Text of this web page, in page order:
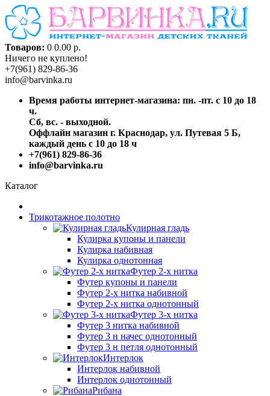
Товаров: 0 0.00 р.
Ничего не куплено!
+7(961) 829-86-36
info@barvinka.ru
Время работы интернет-магазина: пн. -пт. с 10 до 18
ч.
Сб, вс. - выходной.
Оффлайн магазин г. Краснодар, ул. Путевая 5 Б,
каждый день с 10 до 18 ч
+7(961) 829-86-36
info@barvinka.ru
Каталог
Трикотажное полотно
Кулирная гладь
Кулирка купоны и панели
Кулирка набивная
Кулирка однотонная
Футер 2-х нитка
Футер купоны и панели
Футер 2-х нитка набивной
Футер 2-х нитка однотонный
Футер 3-х нитка
Футер 3 нитка набивной
Футер 3 н начес однотонный
Футер 3 н петля однотонный
Интерлок
Интерлок набивной
Интерлок однотонный
Рибана